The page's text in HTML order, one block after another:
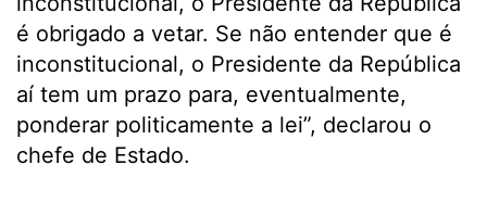
é obrigado a vetar. Se não entender que é
inconstitucional, o Presidente da República
aí tem um prazo para, eventualmente,
ponderar politicamente a lei”, declarou o
chefe de Estado.